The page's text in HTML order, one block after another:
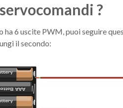
?
ha 6 uscite PWM, puoi seguire
il secondo: